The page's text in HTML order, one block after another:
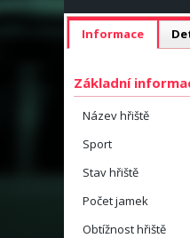
Informace
Základní
Název hřiště
Sport
Stav hřiště
Počet jamek
Obtížnost hřiště